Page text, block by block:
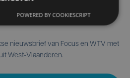
nieuwsbrief van Focus en WTV met
West-Vlaanderen.
POWERED BY COOKIESCRIPT